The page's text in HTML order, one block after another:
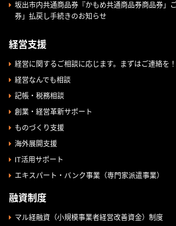
坂出市内共通商品券『かもめ共通商品券商品券
券」払戻し手続きのお知らせ
経営支援
経営に関するご相談に応じます。まずはご連絡を！
経営なんでも相談
記帳・税務相談
創業・経営革新サポート
ものづくり支援
海外展開支援
IT活用サポート
エキスパート・バンク事業（専門家派遣事業）
融資制度
マル経融資（小規模事業者経営改善資金）制度